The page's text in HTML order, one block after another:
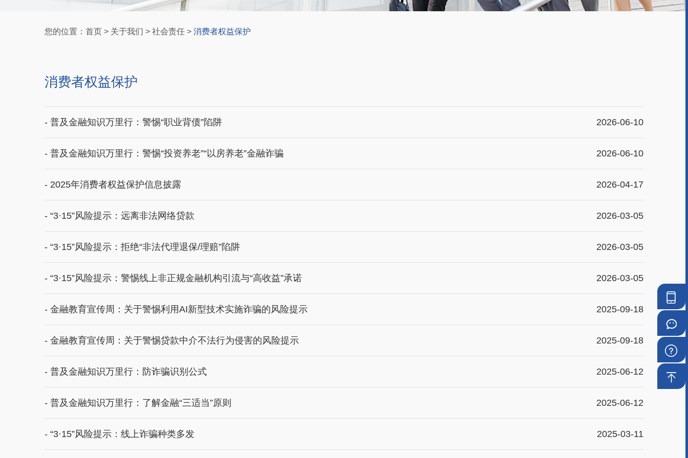
手
机
银
行
微
信
银
常
见
回
您的位置： 首页 > 关于我们 > 社会责任 > 消费者权益保护
消费者权益保护
- 普及金融知识万里行：警惕“职业背债”陷阱 2026-06-10
- 普及金融知识万里行：警惕“投资养老”“以房养老”金融诈骗 2026-06-10
- 2025年消费者权益保护信息披露 2026-04-17
- “3·15”风险提示：远离非法网络贷款 2026-03-05
- “3·15”风险提示：拒绝“非法代理退保/理赔”陷阱 2026-03-05
- “3·15”风险提示：警惕线上非正规金融机构引流与“高收益”承诺 2026-03-05
- 金融教育宣传周：关于警惕利用AI新型技术实施诈骗的风险提示 2025-09-18
- 金融教育宣传周：关于警惕贷款中介不法行为侵害的风险提示 2025-09-18
- 普及金融知识万里行：防诈骗识别公式 2025-06-12
- 普及金融知识万里行：了解金融“三适当”原则 2025-06-12
- “3·15”风险提示：线上诈骗种类多发 2025-03-11